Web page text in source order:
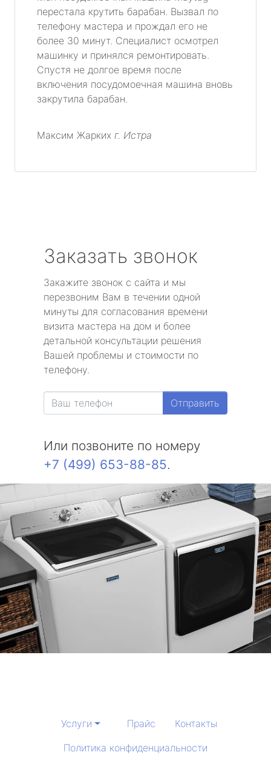
перестала крутить барабан. Вызвал по
телефону мастера и прождал его не
более 30 минут. Специалист осмотрел
машинку и принялся ремонтировать.
Спустя не долгое время после
включения посудомоечная машина вновь
закрутила барабан.
Максим Жарких г. Истра
Заказать звонок
Закажите звонок с сайта и мы
перезвоним Вам в течении одной
минуты для согласования времени
визита мастера на дом и более
детальной консультации решения
Вашей проблемы и стоимости по
телефону.
Отправить
Или позвоните по номеру
+7 (499) 653-88-85.
Услуги Прайс
Контакты
Политика конфиденциальности